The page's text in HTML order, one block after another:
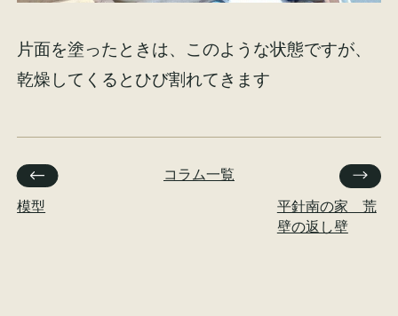
片面を塗ったときは、このような状態ですが、
乾燥してくるとひび割れてきます
模型
コラム一覧
平針南の家 荒
壁の返し壁